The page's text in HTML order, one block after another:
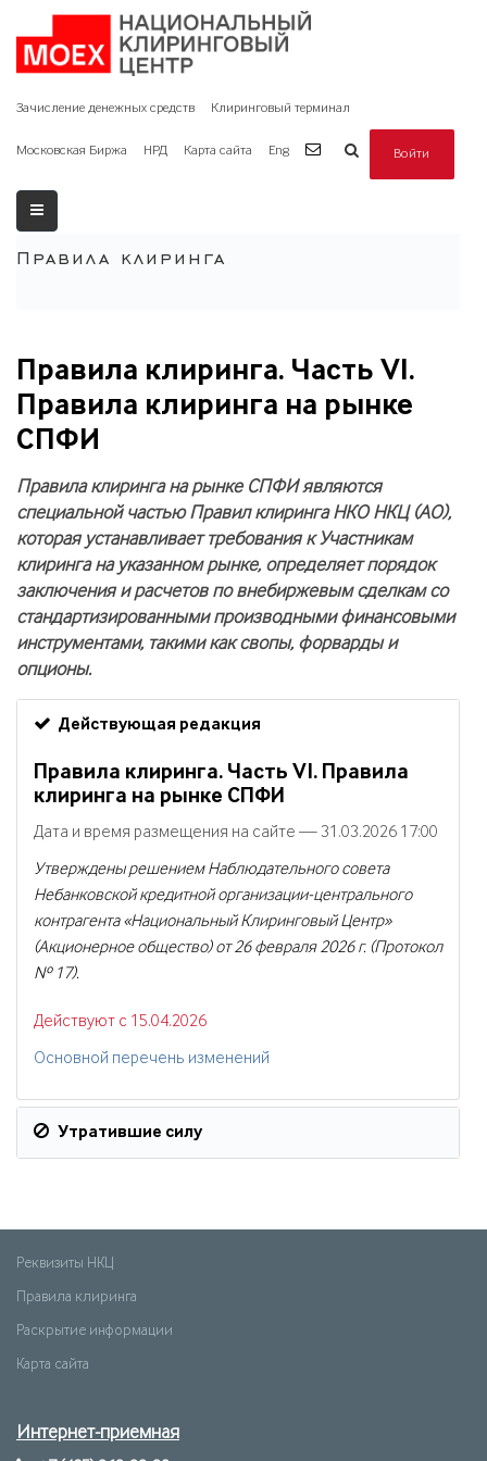
Зачисление денежных средств Клиринговый терминал
Московская Биржа НРД Карта сайта Eng Войти
Правила клиринга
Правила клиринга. Часть VI.
Правила клиринга на рынке
СПФИ
Правила клиринга на рынке СПФИ являются
специальной частью Правил клиринга НКО НКЦ (АО),
которая устанавливает требования к Участникам
клиринга на указанном рынке, определяет порядок
заключения и расчетов по внебиржевым сделкам со
стандартизированными производными финансовыми
инструментами, такими как свопы, форварды и
опционы.
Действующая редакция
Правила клиринга. Часть VI. Правила
клиринга на рынке СПФИ
Дата и время размещения на сайте — 31.03.2026 17:00
Утверждены решением Наблюдательного совета
Небанковской кредитной организации-центрального
контрагента «Национальный Клиринговый Центр»
(Акционерное общество) от 26 февраля 2026 г. (Протокол
№ 17).
Действуют с 15.04.2026
Основной перечень изменений
Утратившие силу
Реквизиты НКЦ
Правила клиринга
Раскрытие информации
Карта сайта
Интернет-приемная